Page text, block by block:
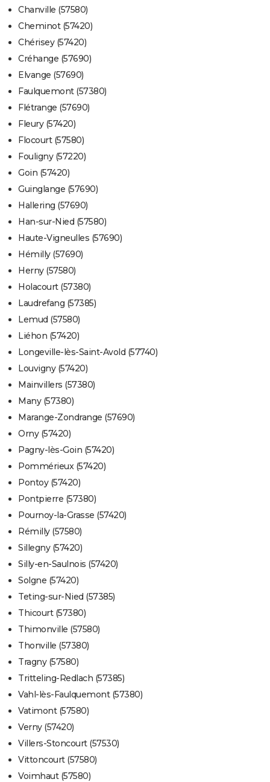
Chanville (57580)
Cheminot (57420)
Chérisey (57420)
Créhange (57690)
Elvange (57690)
Faulquemont (57380)
Flétrange (57690)
Fleury (57420)
Flocourt (57580)
Fouligny (57220)
Goin (57420)
Guinglange (57690)
Hallering (57690)
Han-sur-Nied (57580)
Haute-Vigneulles (57690)
Hémilly (57690)
Herny (57580)
Holacourt (57380)
Laudrefang (57385)
Lemud (57580)
Liéhon (57420)
Longeville-lès-Saint-Avold (57740)
Louvigny (57420)
Mainvillers (57380)
Many (57380)
Marange-Zondrange (57690)
Orny (57420)
Pagny-lès-Goin (57420)
Pommérieux (57420)
Pontoy (57420)
Pontpierre (57380)
Pournoy-la-Grasse (57420)
Rémilly (57580)
Sillegny (57420)
Silly-en-Saulnois (57420)
Solgne (57420)
Teting-sur-Nied (57385)
Thicourt (57380)
Thimonville (57580)
Thonville (57380)
Tragny (57580)
Tritteling-Redlach (57385)
Vahl-lès-Faulquemont (57380)
Vatimont (57580)
Verny (57420)
Villers-Stoncourt (57530)
Vittoncourt (57580)
Voimhaut (57580)